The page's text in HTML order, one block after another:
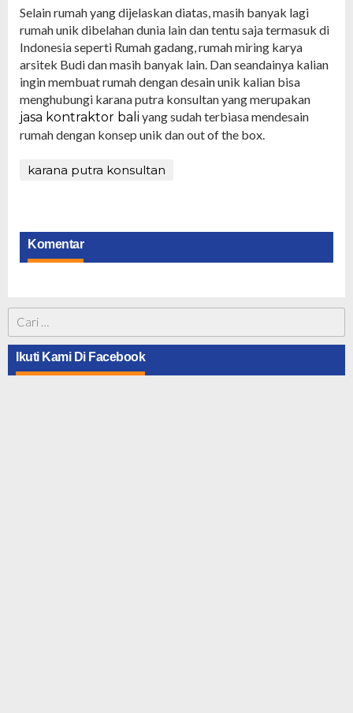
Selain rumah yang dijelaskan diatas, masih banyak lagi
rumah unik dibelahan dunia lain dan tentu saja termasuk di
Indonesia seperti Rumah gadang, rumah miring karya
arsitek Budi dan masih banyak lain. Dan seandainya kalian
ingin membuat rumah dengan desain unik kalian bisa
menghubungi karana putra konsultan yang merupakan
jasa kontraktor bali yang sudah terbiasa mendesain
rumah dengan konsep unik dan out of the box.
karana putra konsultan
Komentar
Cari
untuk:
Ikuti Kami Di Facebook